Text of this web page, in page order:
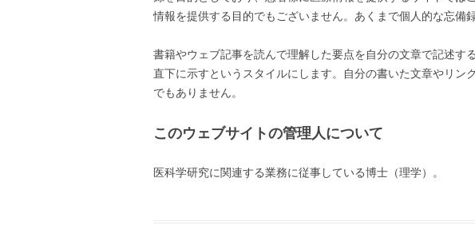
情報を提供する目的でもございません。あくまで個人的な忘備録
書籍やウェブ記事を読んで理解した要点を自分の文章で記述す
直下に示すというスタイルにします。自分の書いた文章やリン
でもありません。
このウェブサイトの管理人について
医科学研究に関連する業務に従事している博士（理学）。